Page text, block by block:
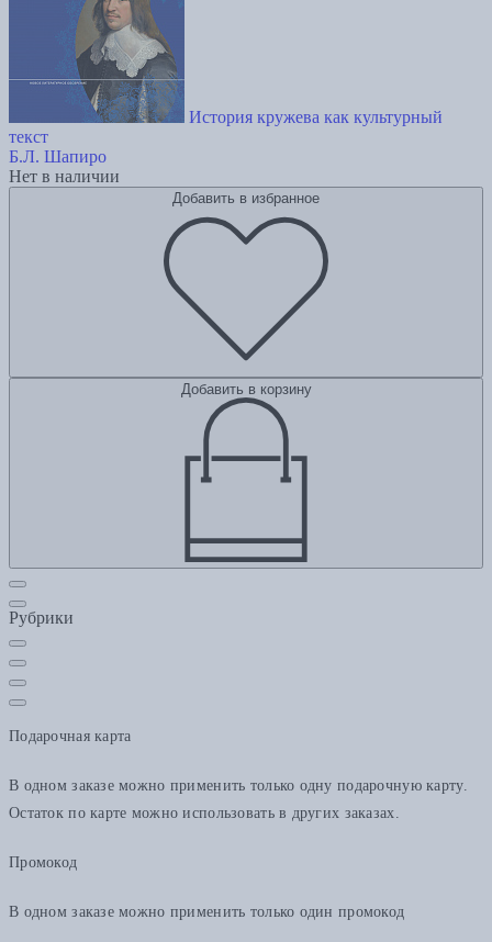
История кружева как культурный
текст
Б.Л. Шапиро
Нет в наличии
Добавить в избранное
Добавить в корзину
Рубрики
Подарочная карта
В одном заказе можно применить только одну подарочную карту.
Остаток по карте можно использовать в других заказах.
Промокод
В одном заказе можно применить только один промокод